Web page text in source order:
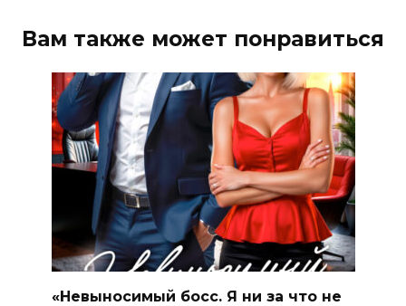
Вам также может понравиться
«Невыносимый босс. Я ни за что не